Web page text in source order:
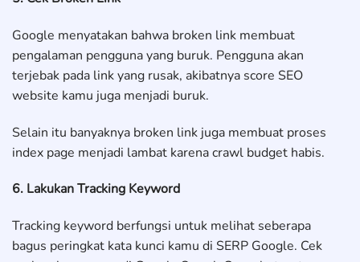
Google menyatakan bahwa broken link membuat
pengalaman pengguna yang buruk. Pengguna akan
terjebak pada link yang rusak, akibatnya score SEO
website kamu juga menjadi buruk.
Selain itu banyaknya broken link juga membuat proses
index page menjadi lambat karena crawl budget habis.
6. Lakukan Tracking Keyword
Tracking keyword berfungsi untuk melihat seberapa
bagus peringkat kata kunci kamu di SERP Google. Cek